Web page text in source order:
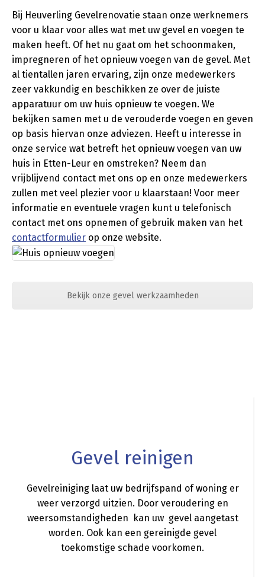
Bij Heuverling Gevelrenovatie staan onze werknemers
voor u klaar voor alles wat met uw gevel en voegen te
maken heeft. Of het nu gaat om het schoonmaken,
impregneren of het opnieuw voegen van de gevel. Met
al tientallen jaren ervaring, zijn onze medewerkers
zeer vakkundig en beschikken ze over de juiste
apparatuur om uw huis opnieuw te voegen. We
bekijken samen met u de verouderde voegen en geven
op basis hiervan onze adviezen. Heeft u interesse in
onze service wat betreft het opnieuw voegen van uw
huis in Etten-Leur en omstreken? Neem dan
vrijblijvend contact met ons op en onze medewerkers
zullen met veel plezier voor u klaarstaan! Voor meer
informatie en eventuele vragen kunt u telefonisch
contact met ons opnemen of gebruik maken van het
contactformulier op onze website.
Bekijk onze gevel werkzaamheden
Gevel reinigen
Gevelreiniging laat uw bedrijfspand of woning er
weer verzorgd uitzien. Door veroudering en
weersomstandigheden kan uw gevel aangetast
worden. Ook kan een gereinigde gevel
toekomstige schade voorkomen.